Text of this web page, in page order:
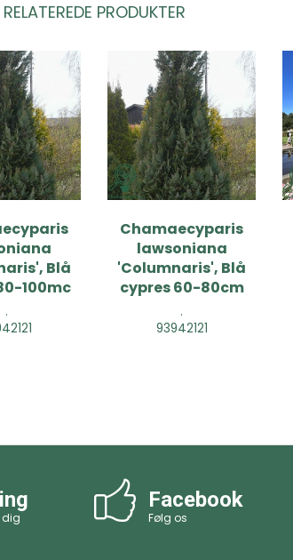
RELATEREDE PRODUKTER
Blå
100mc
.
Chamaecyparis
lawsoniana
'Columnaris', Blå
cypres 60-80cm
.
93942121
dig
Facebook
Følg os